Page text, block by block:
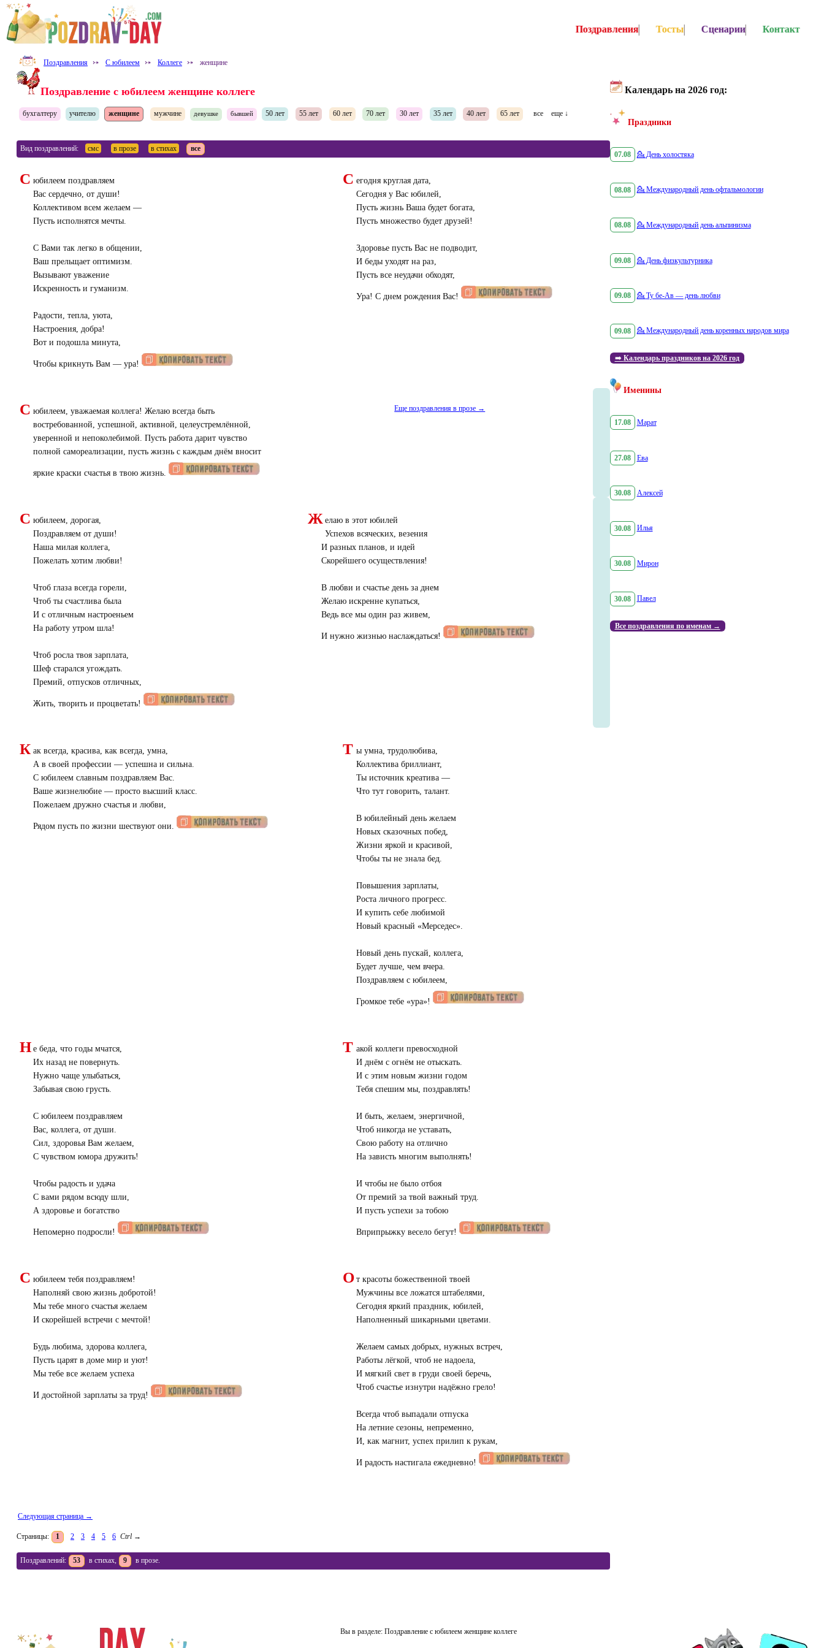
Поздравления ⤐ С юбилеем ⤐ Коллеге ⤐ женщине
Поздравление с юбилеем женщине коллеге
бухгалтеру учителю женщине мужчине девушке бывшей 50 лет 55 лет 60 лет 70 лет 30 лет 35 лет 40 лет 65 лет все еще ↓
Вид поздравлений: смс в прозе в стихах все
С юбилеем поздравляем
Вас сердечно, от души!
Коллективом всем желаем —
Пусть исполнятся мечты.
С Вами так легко в общении,
Ваш прельщает оптимизм.
Вызывают уважение
Искренность и гуманизм.
Радости, тепла, уюта,
Настроения, добра!
Вот и подошла минута,
Чтобы крикнуть Вам — ура!
С егодня круглая дата,
Сегодня у Вас юбилей,
Пусть жизнь Ваша будет богата,
Пусть множество будет друзей!
Здоровье пусть Вас не подводит,
И беды уходят на раз,
Пусть все неудачи обходят,
Ура! С днем рождения Вас!
С юбилеем, уважаемая коллега! Желаю всегда быть
востребованной, успешной, активной, целеустремлённой,
уверенной и непоколебимой. Пусть работа дарит чувство
полной самореализации, пусть жизнь с каждым днём вносит
яркие краски счастья в твою жизнь.
Еще поздравления в прозе →
С юбилеем, дорогая,
Поздравляем от души!
Наша милая коллега,
Пожелать хотим любви!
Чтоб глаза всегда горели,
Чтоб ты счастлива была
И с отличным настроеньем
На работу утром шла!
Чтоб росла твоя зарплата,
Шеф старался угождать.
Премий, отпусков отличных,
Жить, творить и процветать!
Ж елаю в этот юбилей
Успехов всяческих, везения
И разных планов, и идей
Скорейшего осуществления!
В любви и счастье день за днем
Желаю искренне купаться,
Ведь все мы один раз живем,
И нужно жизнью наслаждаться!
К ак всегда, красива, как всегда, умна,
А в своей профессии — успешна и сильна.
С юбилеем славным поздравляем Вас.
Ваше жизнелюбие — просто высший класс.
Пожелаем дружно счастья и любви,
Рядом пусть по жизни шествуют они.
Т ы умна, трудолюбива,
Коллектива бриллиант,
Ты источник креатива —
Что тут говорить, талант.
В юбилейный день желаем
Новых сказочных побед,
Жизни яркой и красивой,
Чтобы ты не знала бед.
Повышения зарплаты,
Роста личного прогресс.
И купить себе любимой
Новый красный «Мерседес».
Новый день пускай, коллега,
Будет лучше, чем вчера.
Поздравляем с юбилеем,
Громкое тебе «ура»!
Н е беда, что годы мчатся,
Их назад не повернуть.
Нужно чаще улыбаться,
Забывая свою грусть.
С юбилеем поздравляем
Вас, коллега, от души.
Сил, здоровья Вам желаем,
С чувством юмора дружить!
Чтобы радость и удача
С вами рядом всюду шли,
А здоровье и богатство
Непомерно подросли!
Т акой коллеги превосходной
И днём с огнём не отыскать.
И с этим новым жизни годом
Тебя спешим мы, поздравлять!
И быть, желаем, энергичной,
Чтоб никогда не уставать,
Свою работу на отлично
На зависть многим выполнять!
И чтобы не было отбоя
От премий за твой важный труд.
И пусть успехи за тобою
Вприпрыжку весело бегут!
С юбилеем тебя поздравляем!
Наполняй свою жизнь добротой!
Мы тебе много счастья желаем
И скорейшей встречи с мечтой!
Будь любима, здорова коллега,
Пусть царят в доме мир и уют!
Мы тебе все желаем успеха
И достойной зарплаты за труд!
О т красоты божественной твоей
Мужчины все ложатся штабелями,
Сегодня яркий праздник, юбилей,
Наполненный шикарными цветами.
Желаем самых добрых, нужных встреч,
Работы лёгкой, чтоб не надоела,
И мягкий свет в груди своей беречь,
Чтоб счастье изнутри надёжно грело!
Всегда чтоб выпадали отпуска
На летние сезоны, непременно,
И, как магнит, успех прилип к рукам,
И радость настигала ежедневно!
Следующая страница →
Страницы: 1 2 3 4 5 6 Ctrl →
Поздравлений: 53 в стихах, 9 в прозе.
Календарь на 2026 год:
Праздники
07.08 💁 День холостяка
08.08 💁 Международный день офтальмологии
08.08 💁 Международный день альпинизма
09.08 💁 День физкультурника
09.08 💁 Ту бе-Ав — день любви
09.08 💁 Международный день коренных народов мира
➡️ Календарь праздников на 2026 год
Именины
17.08 Марат
27.08 Ева
30.08 Алексей
30.08 Илья
30.08 Мирон
30.08 Павел
Все поздравления по именам →
Поздравления Тосты Сценарии Контакт
Вы в разделе: Поздравление с юбилеем женщине коллеге